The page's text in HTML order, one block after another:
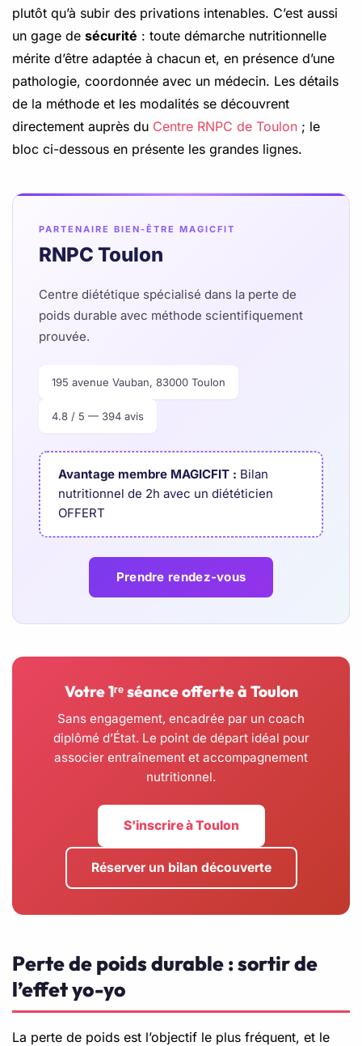
plutôt qu’à subir des privations intenables. C’est aussi
un gage de sécurité : toute démarche nutritionnelle
mérite d’être adaptée à chacun et, en présence d’une
pathologie, coordonnée avec un médecin. Les détails
de la méthode et les modalités se découvrent
directement auprès du Centre RNPC de Toulon ; le
bloc ci-dessous en présente les grandes lignes.
PARTENAIRE BIEN-ÊTRE MAGICFIT
RNPC Toulon
Centre diététique spécialisé dans la perte de
poids durable avec méthode scientifiquement
prouvée.
195 avenue Vauban, 83000 Toulon
4.8 / 5 — 394 avis
Avantage membre MAGICFIT : Bilan
nutritionnel de 2h avec un diététicien
OFFERT
Prendre rendez-vous
Votre 1ʳᵉ séance offerte à Toulon
Sans engagement, encadrée par un coach
diplômé d’État. Le point de départ idéal pour
associer entraînement et accompagnement
nutritionnel.
S’inscrire à Toulon
Réserver un bilan découverte
Perte de poids durable : sortir de
l’effet yo-yo
La perte de poids est l’objectif le plus fréquent, et le